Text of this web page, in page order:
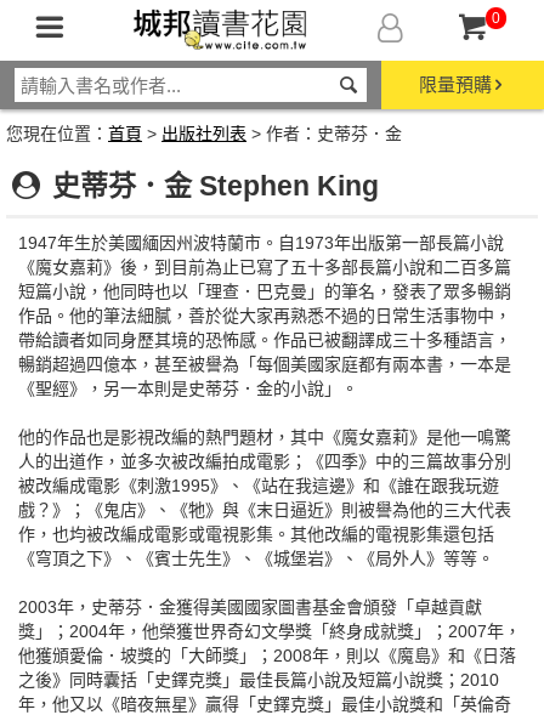
0
限量預購
您現在位置： 首頁 > 出版社列表 > 作者：史蒂芬．金
史蒂芬．金 Stephen King
1947年生於美國緬因州波特蘭市。自1973年出版第一部長篇小說
《魔女嘉莉》後，到目前為止已寫了五十多部長篇小說和二百多篇
短篇小說，他同時也以「理查．巴克曼」的筆名，發表了眾多暢銷
作品。他的筆法細膩，善於從大家再熟悉不過的日常生活事物中，
帶給讀者如同身歷其境的恐怖感。作品已被翻譯成三十多種語言，
暢銷超過四億本，甚至被譽為「每個美國家庭都有兩本書，一本是
《聖經》，另一本則是史蒂芬．金的小說」。
他的作品也是影視改編的熱門題材，其中《魔女嘉莉》是他一鳴驚
人的出道作，並多次被改編拍成電影；《四季》中的三篇故事分別
被改編成電影《刺激1995》、《站在我這邊》和《誰在跟我玩遊
戲？》；《鬼店》、《牠》與《末日逼近》則被譽為他的三大代表
作，也均被改編成電影或電視影集。其他改編的電視影集還包括
《穹頂之下》、《賓士先生》、《城堡岩》、《局外人》等等。
2003年，史蒂芬．金獲得美國國家圖書基金會頒發「卓越貢獻
獎」；2004年，他榮獲世界奇幻文學獎「終身成就獎」；2007年，
他獲頒愛倫．坡獎的「大師獎」；2008年，則以《魔島》和《日落
之後》同時囊括「史鐸克獎」最佳長篇小說及短篇小說獎；2010
年，他又以《暗夜無星》贏得「史鐸克獎」最佳小說獎和「英倫奇